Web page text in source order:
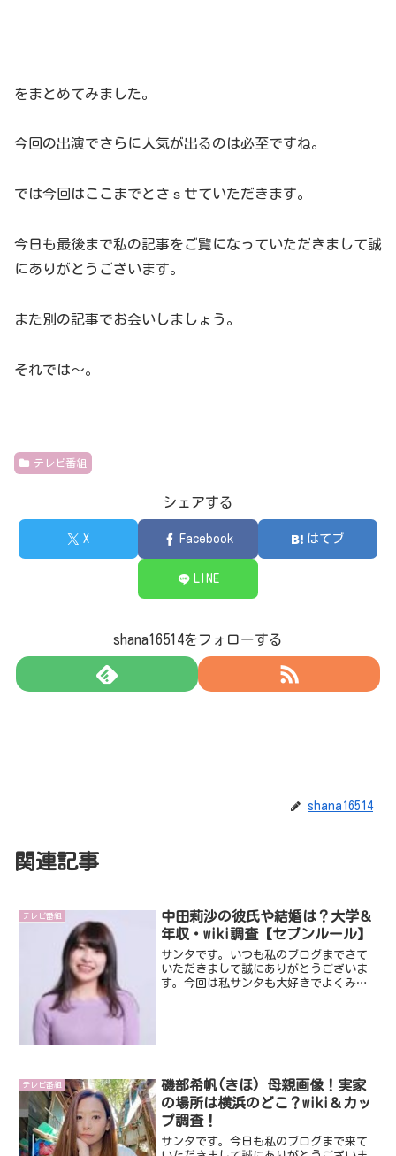
をまとめてみました。
今回の出演でさらに人気が出るのは必至ですね。
では今回はここまでとさｓせていただきます。
今日も最後まで私の記事をご覧になっていただきまして誠
にありがとうございます。
また別の記事でお会いしましょう。
それでは～。
テレビ番組
シェアする
X Facebook はてブ
LINE
shana16514をフォローする
shana16514
関連記事
テレビ番組
中田莉沙の彼氏や結婚は？大学＆
年収・wiki調査【セブンルール】
サンタです。いつも私のブログまできて
いただきまして誠にありがとうございま
す。今回は私サンタも大好きでよくみて
テレビ番組
磯部希帆(きほ) 母親画像！実家
の場所は横浜のどこ？wiki＆カッ
プ調査！
サンタです。今日も私のブログまで来て